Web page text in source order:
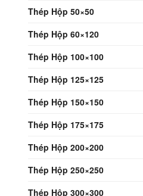
Thép Hộp 50×50
Thép Hộp 60×120
Thép Hộp 100×100
Thép Hộp 125×125
Thép Hộp 150×150
Thép Hộp 175×175
Thép Hộp 200×200
Thép Hộp 250×250
Thép Hộp 300×300